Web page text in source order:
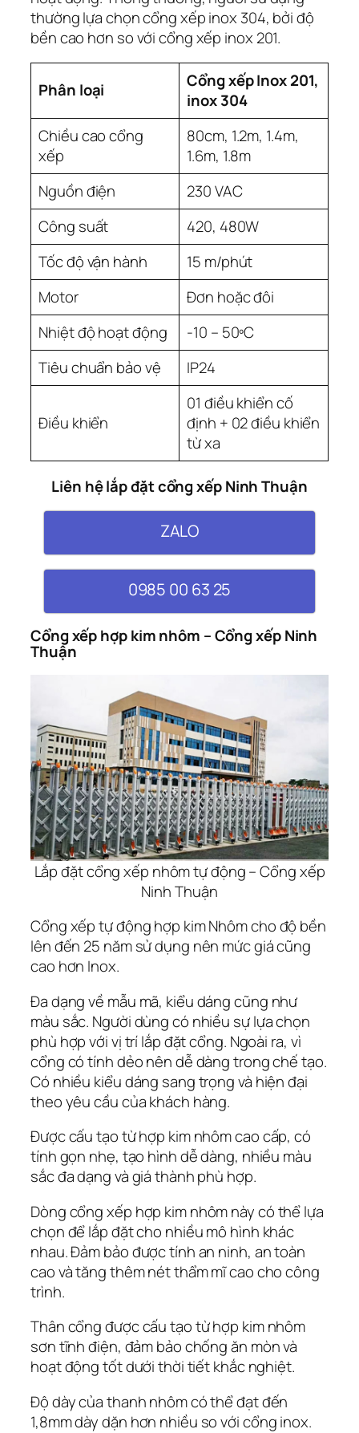
thường lựa chọn cổng xếp inox 304, bởi độ
bền cao hơn so với cổng xếp inox 201.
Phân loại
Cổng xếp Inox 201,
inox 304
Chiều cao cổng
xếp
80cm, 1.2m, 1.4m,
1.6m, 1.8m
Nguồn điện
230 VAC
Công suất
420, 480W
Tốc độ vận hành
15 m/phút
Motor
Đơn hoặc đôi
Nhiệt độ hoạt động
-10 – 50ºC
Tiêu chuẩn bảo vệ
IP24
Điều khiển
01 điều khiển cố
định + 02 điều khiển
từ xa
Liên hệ lắp đặt cổng xếp Ninh Thuận
ZALO
0985 00 63 25
Cổng xếp hợp kim nhôm – Cổng xếp Ninh
Thuận
Lắp đặt cổng xếp nhôm tự động – Cổng xếp
Ninh Thuận
Cổng xếp tự động hợp kim Nhôm cho độ bền
lên đến 25 năm sử dụng nên mức giá cũng
cao hơn Inox.
Đa dạng về mẫu mã, kiểu dáng cũng như
màu sắc. Người dùng có nhiều sự lựa chọn
phù hợp với vị trí lắp đặt cổng. Ngoài ra, vì
cổng có tính dẻo nên dễ dàng trong chế tạo.
Có nhiều kiểu dáng sang trọng và hiện đại
theo yêu cầu của khách hàng.
Được cấu tạo từ hợp kim nhôm cao cấp, có
tính gọn nhẹ, tạo hình dễ dàng, nhiều màu
sắc đa dạng và giá thành phù hợp.
Dòng cổng xếp hợp kim nhôm này có thể lựa
chọn để lắp đặt cho nhiều mô hình khác
nhau. Đảm bảo được tính an ninh, an toàn
cao và tăng thêm nét thẩm mĩ cao cho công
trình.
Thân cổng được cấu tạo từ hợp kim nhôm
sơn tĩnh điện, đảm bảo chống ăn mòn và
hoạt động tốt dưới thời tiết khắc nghiệt.
Độ dày của thanh nhôm có thể đạt đến
1,8mm dày dặn hơn nhiều so với cổng inox.